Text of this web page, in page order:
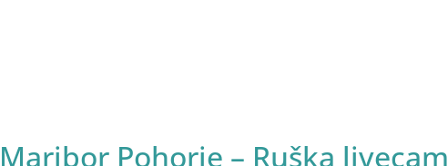
Pohorje – Ruška livecam